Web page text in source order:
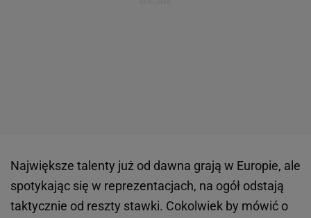
Największe talenty już od dawna grają w Europie, ale
spotykając się w reprezentacjach, na ogół odstają
taktycznie od reszty stawki. Cokolwiek by mówić o